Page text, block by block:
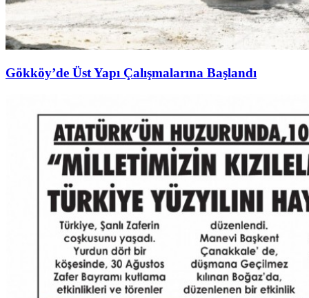
Gökköy’de Üst Yapı Çalışmalarına Başlandı